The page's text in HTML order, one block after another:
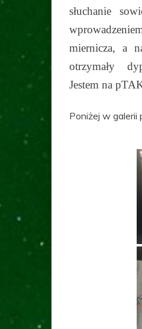
słuchanie
miernicza, a
otrzymały
Jestem na
Poniżej w